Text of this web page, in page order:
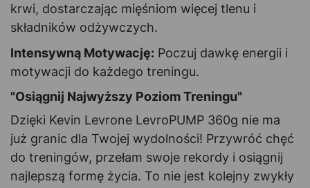
krwi, dostarczając mięśniom więcej tlenu i
składników odżywczych.
Intensywną Motywację: Poczuj dawkę energii i
motywacji do każdego treningu.
"Osiągnij Najwyższy Poziom Treningu"
Dzięki Kevin Levrone LevroPUMP 360g nie ma
już granic dla Twojej wydolności! Przywróć chęć
do treningów, przełam swoje rekordy i osiągnij
najlepszą formę życia. To nie jest kolejny zwykły